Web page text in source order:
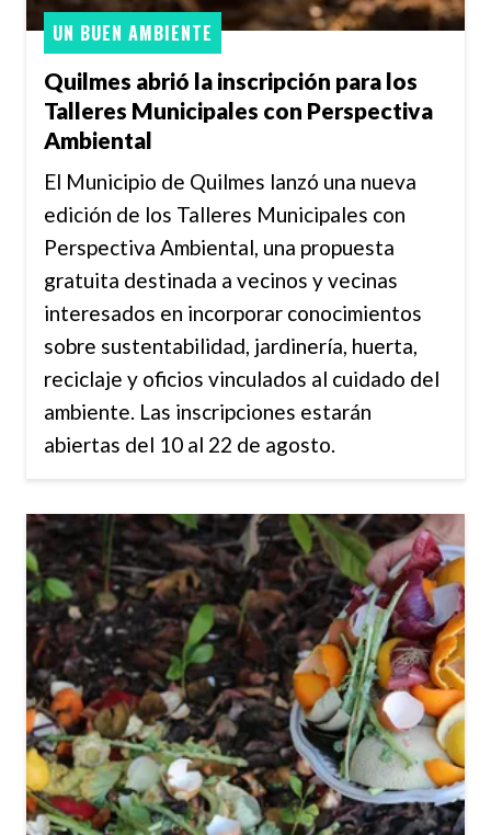
Quilmes abrió la inscripción para los
Talleres Municipales con Perspectiva
Ambiental
UN BUEN AMBIENTE
El Municipio de Quilmes lanzó una nueva
edición de los Talleres Municipales con
Perspectiva Ambiental, una propuesta
gratuita destinada a vecinos y vecinas
interesados en incorporar conocimientos
sobre sustentabilidad, jardinería, huerta,
reciclaje y oficios vinculados al cuidado del
ambiente. Las inscripciones estarán
abiertas del 10 al 22 de agosto.